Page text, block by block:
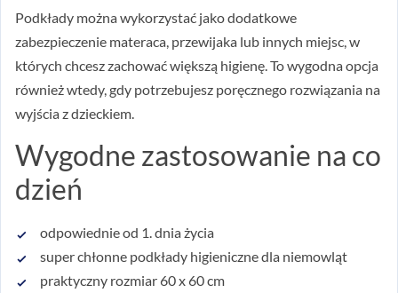
Podkłady można wykorzystać jako dodatkowe
zabezpieczenie materaca, przewijaka lub innych miejsc, w
których chcesz zachować większą higienę. To wygodna opcja
również wtedy, gdy potrzebujesz poręcznego rozwiązania na
wyjścia z dzieckiem.
Wygodne zastosowanie na co
dzień
odpowiednie od 1. dnia życia
super chłonne podkłady higieniczne dla niemowląt
praktyczny rozmiar 60 x 60 cm